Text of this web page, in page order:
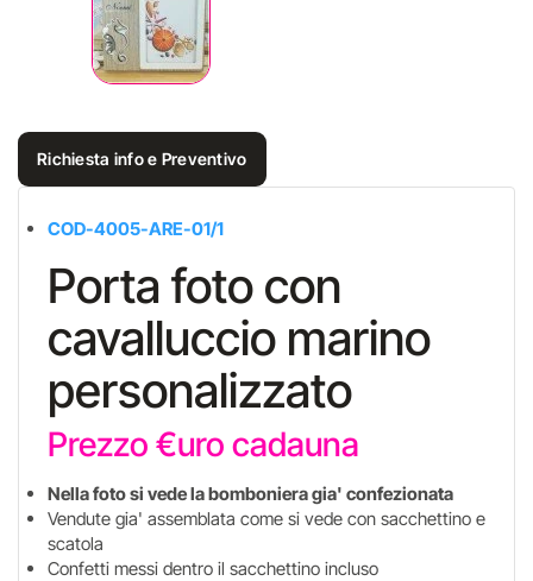
Richiesta info e Preventivo
COD-4005-ARE-01/1
Porta foto con
cavalluccio marino
personalizzato
Prezzo €uro cadauna
Nella foto si vede la bomboniera gia' confezionata
Vendute gia' assemblata come si vede con sacchettino e
scatola
Confetti messi dentro il sacchettino incluso